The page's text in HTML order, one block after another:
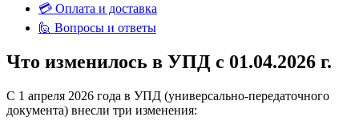
💳 Оплата и доставка
🙋 Вопросы и ответы
Что изменилось в УПД с 01.04.2026 г.
С 1 апреля 2026 года в УПД (универсально-передаточного
документа) внесли три изменения: